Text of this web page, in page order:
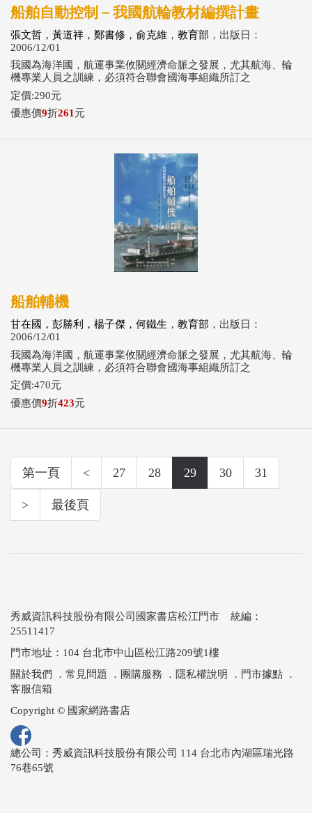
船舶自動控制－我國航輪教材編撰計畫
張文哲，黃道祥，鄭書修，俞克維 ， 教育部 ，出版日：
2006/12/01
我國為海洋國，航運事業攸關經濟命脈之發展，尤其航海、輪
機專業人員之訓練，必須符合聯會國海事組織所訂之
定價:290元
優惠價9折261 元
船舶輔機
甘在國，彭勝利，楊子傑，何鐵生 ， 教育部 ，出版日：
2006/12/01
我國為海洋國，航運事業攸關經濟命脈之發展，尤其航海、輪
機專業人員之訓練，必須符合聯會國海事組織所訂之
定價:470元
優惠價9折423元
第一頁 < 27 28 29 30 31
> 最後頁
秀威資訊科技股份有限公司國家書店松江門市 統編：
25511417
門市地址：104 台北市中山區松江路209號1樓
關於我們
． 常見問題 ． 團購服務 ． 隱私權說明 ． 門市據點 ．
客服信箱
Copyright © 國家網路書店
總公司：秀威資訊科技股份有限公司 114 台北市內湖區瑞光路
76巷65號